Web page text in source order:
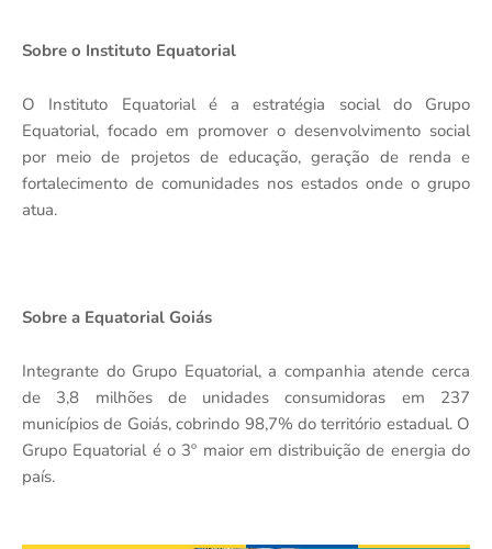
Sobre o Instituto Equatorial
O Instituto Equatorial é a estratégia social do Grupo
Equatorial, focado em promover o desenvolvimento social
por meio de projetos de educação, geração de renda e
fortalecimento de comunidades nos estados onde o grupo
atua.
Sobre a Equatorial Goiás
Integrante do Grupo Equatorial, a companhia atende cerca
de 3,8 milhões de unidades consumidoras em 237
municípios de Goiás, cobrindo 98,7% do território estadual. O
Grupo Equatorial é o 3º maior em distribuição de energia do
país.